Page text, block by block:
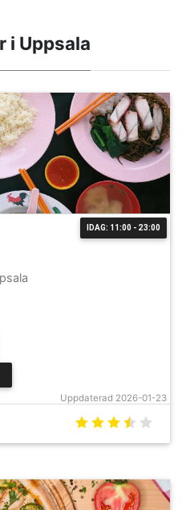
i Uppsala
IDAG: 11:00 - 23:00
Uppdaterad 2026-01-23